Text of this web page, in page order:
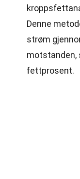
Denne
strøm
motstanden,
fettprosent.